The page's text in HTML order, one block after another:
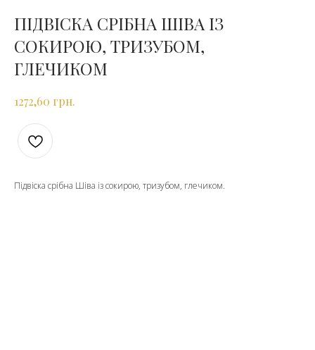
ПІДВІСКА СРІБНА ШІВА ІЗ
СОКИРОЮ, ТРИЗУБОМ,
ГЛЕЧИКОМ
1272,60 грн.
Підвіска срібна Шіва із сокирою, тризубом, глечиком.